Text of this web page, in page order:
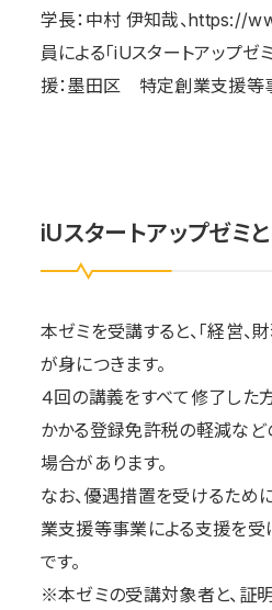
学長：中村 伊知哉、https://
員による「iUスタートアップゼ
援：墨田区 特定創業支援等事
iUスタートアップゼミ
本ゼミを受講すると、「経営、
が身につきます。
４回の講義をすべて修了した
かかる登録免許税の軽減な
場合があります。
なお、優遇措置を受けるため
業支援等事業による支援を受
です。
※本ゼミの受講対象者と、証